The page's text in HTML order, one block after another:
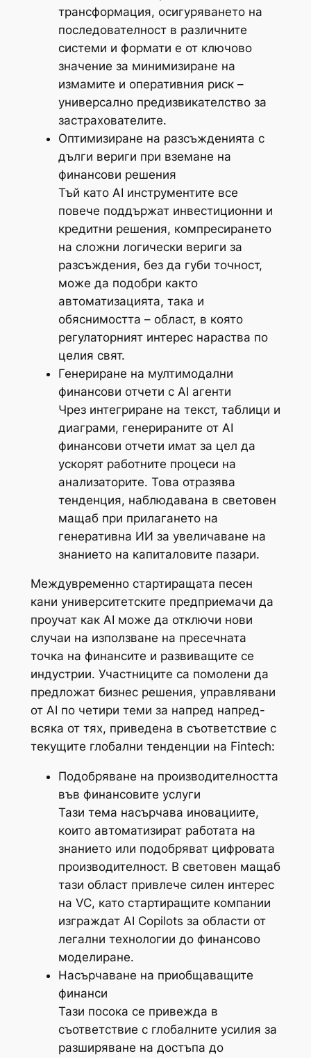
трансформация, осигуряването на
последователност в различните
системи и формати е от ключово
значение за минимизиране на
измамите и оперативния риск –
универсално предизвикателство за
застрахователите.
Оптимизиране на разсъжденията с
дълги вериги при вземане на
финансови решения
Тъй като AI инструментите все
повече поддържат инвестиционни и
кредитни решения, компресирането
на сложни логически вериги за
разсъждения, без да губи точност,
може да подобри както
автоматизацията, така и
обяснимостта – област, в която
регулаторният интерес нараства по
целия свят.
Генериране на мултимодални
финансови отчети с AI агенти
Чрез интегриране на текст, таблици и
диаграми, генерираните от AI
финансови отчети имат за цел да
ускорят работните процеси на
анализаторите. Това отразява
тенденция, наблюдавана в световен
мащаб при прилагането на
генеративна ИИ за увеличаване на
знанието на капиталовите пазари.
Междувременно стартиращата песен
кани университетските предприемачи да
проучат как AI може да отключи нови
случаи на използване на пресечната
точка на финансите и развиващите се
индустрии. Участниците са помолени да
предложат бизнес решения, управлявани
от AI по четири теми за напред напред-
всяка от тях, приведена в съответствие с
текущите глобални тенденции на Fintech:
Подобряване на производителността
във финансовите услуги
Тази тема насърчава иновациите,
които автоматизират работата на
знанието или подобряват цифровата
производителност. В световен мащаб
тази област привлече силен интерес
на VC, като стартиращите компании
изграждат AI Copilots за области от
легални технологии до финансово
моделиране.
Насърчаване на приобщаващите
финанси
Тази посока се привежда в
съответствие с глобалните усилия за
разширяване на достъпа до